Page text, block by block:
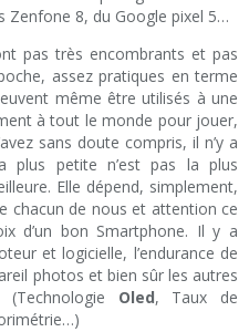
Zenfone 8, du Google pixel 5…
pas très encombrants et pas
assez pratiques en terme
même être utilisés à une
à tout le monde pour jouer,
sans doute compris, il n’y a
plus petite n’est pas la plus
Elle dépend, simplement,
chacun de nous et attention ce
d’un bon Smartphone. Il y a
et logicielle, l’endurance de
photos et bien sûr les autres
Oled, Taux de